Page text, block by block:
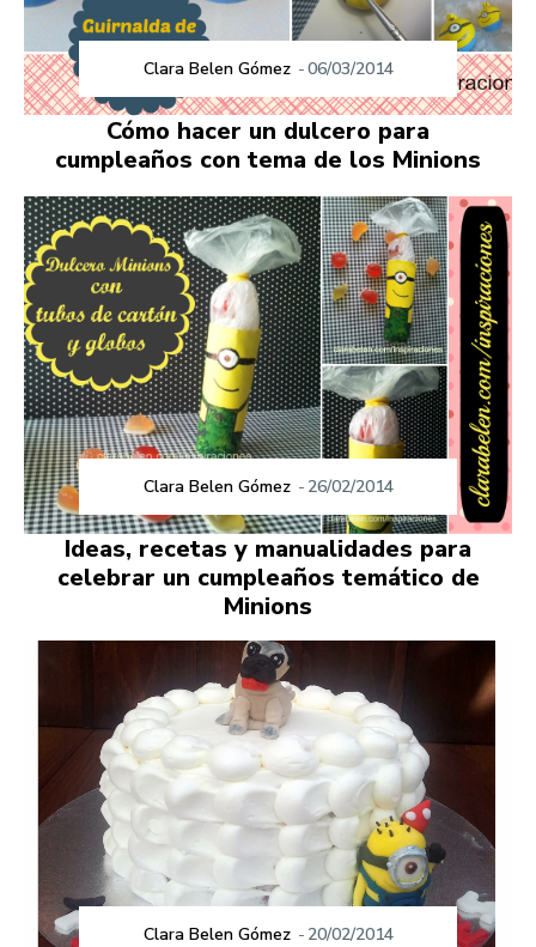
Clara Belen Gómez -06/03/2014
Cómo hacer un dulcero para
cumpleaños con tema de los Minions
Clara Belen Gómez - 26/02/2014
Ideas, recetas y manualidades para
celebrar un cumpleaños temático de
Minions
Clara Belen Gómez - 20/02/2014